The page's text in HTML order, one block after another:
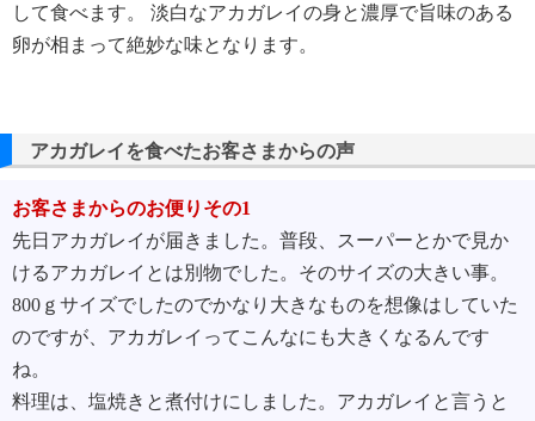
して食べます。 淡白なアカガレイの身と濃厚で旨味のある
卵が相まって絶妙な味となります。
アカガレイを食べたお客さまからの声
お客さまからのお便りその1
先日アカガレイが届きました。普段、スーパーとかで見か
けるアカガレイとは別物でした。そのサイズの大きい事。
800ｇサイズでしたのでかなり大きなものを想像はしていた
のですが、アカガレイってこんなにも大きくなるんです
ね。
料理は、塩焼きと煮付けにしました。アカガレイと言うと